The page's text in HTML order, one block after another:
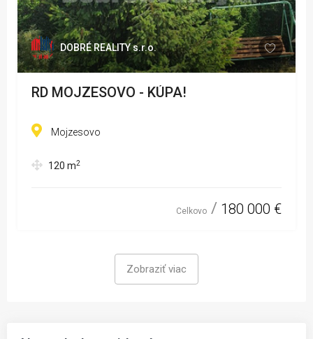
DOBRÉ REALITY s.r.o.
RD MOJZESOVO - KÚPA!
Mojzesovo
120 m2
Celkovo 180 000 €
Zobraziť viac